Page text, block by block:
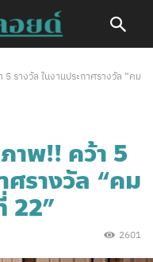
รางวัล ในงานประกาศรางวัล “คม
าพ!! คว้า 5
ศรางวัล “คม
22”
2601